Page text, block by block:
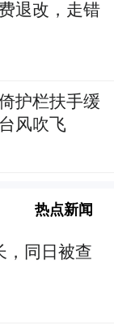
，当前，我
社会的转变
退改，走错
护栏扶手缓
风吹飞
热点新闻
，同日被查